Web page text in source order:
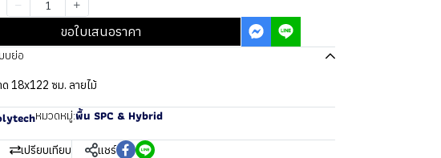
ขอใบเสนอราคา
บย่อ
18x122 ซม. ลายไม้
หมวดหมู่:พื้น SPC & Hybrid
เปรียบเทียบ แชร์